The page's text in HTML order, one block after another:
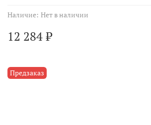
Наличие: Нет в наличии
Предзаказ
12 284 ₽